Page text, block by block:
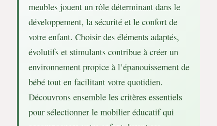
meubles jouent un rôle déterminant dans le
développement, la sécurité et le confort de
votre enfant. Choisir des éléments adaptés,
évolutifs et stimulants contribue à créer un
environnement propice à l’épanouissement de
bébé tout en facilitant votre quotidien.
Découvrons ensemble les critères essentiels
pour sélectionner le mobilier éducatif qui